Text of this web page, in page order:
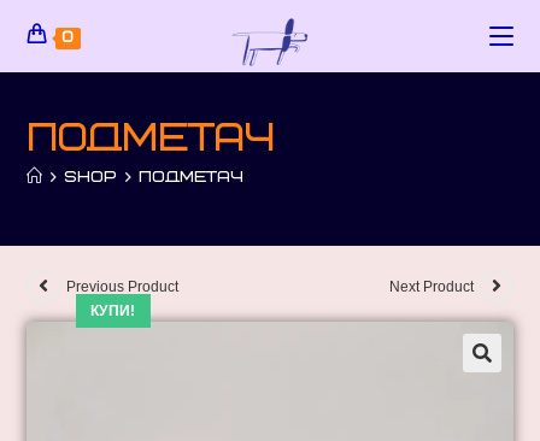
0
Подметач
> SHOP > ПОДМЕТАЧ
КУПИ!
Previous Product Next Product